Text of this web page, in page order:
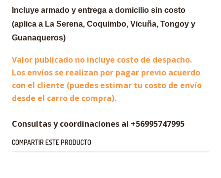
Incluye armado y entrega a domicilio sin costo
(aplica a La Serena, Coquimbo, Vicuña, Tongoy y
Guanaqueros)
Valor publicado no incluye costo de despacho.
Los envíos se realizan por pagar previo acuerdo
con el cliente (puedes estimar tu costo de envío
desde el carro de compra).
Consultas y coordinaciones al +56995747995
COMPARTIR ESTE PRODUCTO